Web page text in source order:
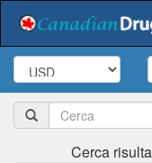
Cerca